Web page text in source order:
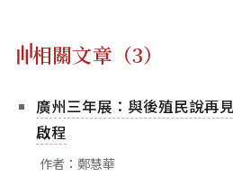
索引
標籤雲
相關網站
相關文章（3）
廣州三年展：與後殖民說再
啟程
作者：鄭慧華